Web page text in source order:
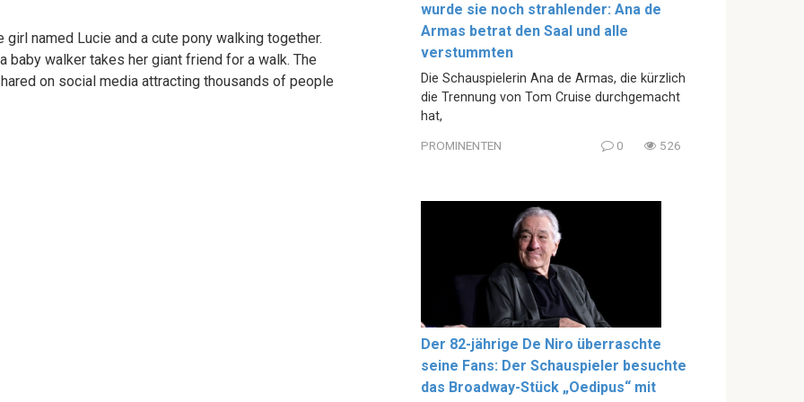
named Lucie and a cute pony walking together.
baby walker takes her giant friend for a walk. The
on social media attracting thousands of people
wurde sie noch strahlender: Ana de
Armas betrat den Saal und alle
verstummten
Die Schauspielerin Ana de Armas, die kürzlich
die Trennung von Tom Cruise durchgemacht
hat,
PROMINENTEN 0 526
Der 82-jährige De Niro überraschte
seine Fans: Der Schauspieler besuchte
das Broadway-Stück „Oedipus“ mit